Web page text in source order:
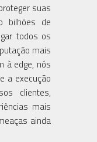
suas
bilhões de
todos os
mais
à edge, nós
a execução
clientes,
mais
ainda